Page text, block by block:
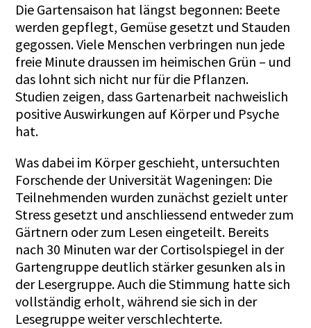
Die Gartensaison hat längst begonnen: Beete
werden gepflegt, Gemüse gesetzt und Stauden
gegossen. Viele Menschen verbringen nun jede
freie Minute draussen im heimischen Grün – und
das lohnt sich nicht nur für die Pflanzen.
Studien zeigen, dass Gartenarbeit nachweislich
positive Auswirkungen auf Körper und Psyche
hat.
Was dabei im Körper geschieht, untersuchten
Forschende der Universität Wageningen: Die
Teilnehmenden wurden zunächst gezielt unter
Stress gesetzt und anschliessend entweder zum
Gärtnern oder zum Lesen eingeteilt. Bereits
nach 30 Minuten war der Cortisolspiegel in der
Gartengruppe deutlich stärker gesunken als in
der Lesergruppe. Auch die Stimmung hatte sich
vollständig erholt, während sie sich in der
Lesegruppe weiter verschlechterte.